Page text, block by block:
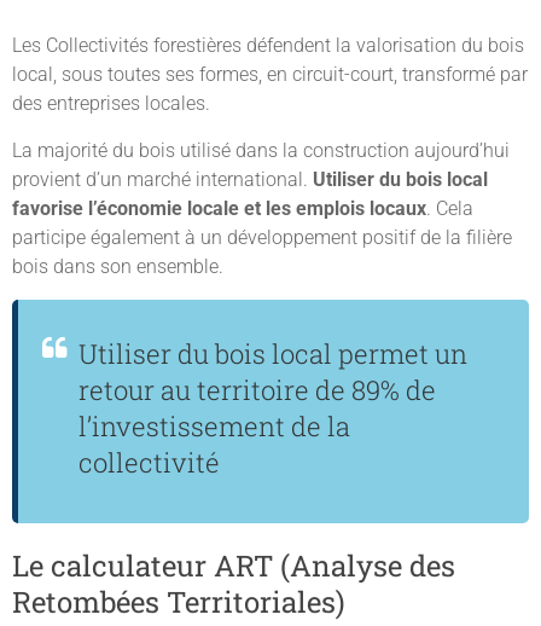
Les Collectivités forestières défendent la valorisation du bois
local, sous toutes ses formes, en circuit-court, transformé par
des entreprises locales.
La majorité du bois utilisé dans la construction aujourd’hui
provient d’un marché international. Utiliser du bois local
favorise l’économie locale et les emplois locaux. Cela
participe également à un développement positif de la filière
bois dans son ensemble.
Utiliser du bois local permet un
retour au territoire de 89% de
l’investissement de la
collectivité
Le calculateur ART (Analyse des
Retombées Territoriales)